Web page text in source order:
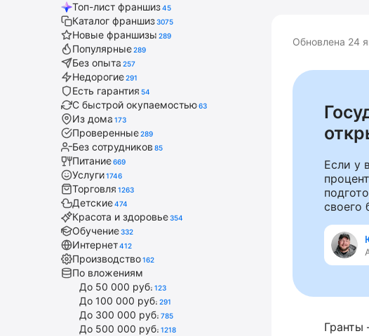
Топ-лист франшиз45
Каталог франшиз3075
Новые франшизы 289
Популярные289
Без опыта 257
Недорогие291
Есть гарантия 54
С быстрой окупаемостью63
Из дома 173
Проверенные289
Без сотрудников 85
Питание669
Услуги1746
Торговля 1263
Детские474
Красота и здоровье354
Обучение332
Интернет412
Производство162
По вложениям
До 50 000 руб. 123
До 100 000 руб. 291
До 300 000 руб. 785
До 500 000 руб. 1218
Обновлена 24
Если у
своего
Гранты